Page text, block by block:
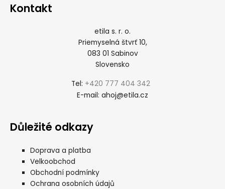
Kontakt
etila s. r. o.
Priemyselná štvrť 10,
083 01 Sabinov
Slovensko
Tel: +420 777 404 342
E-mail: ahoj@etila.cz
Důležité odkazy
Doprava a platba
Velkoobchod
Obchodní podmínky
Ochrana osobních údajů